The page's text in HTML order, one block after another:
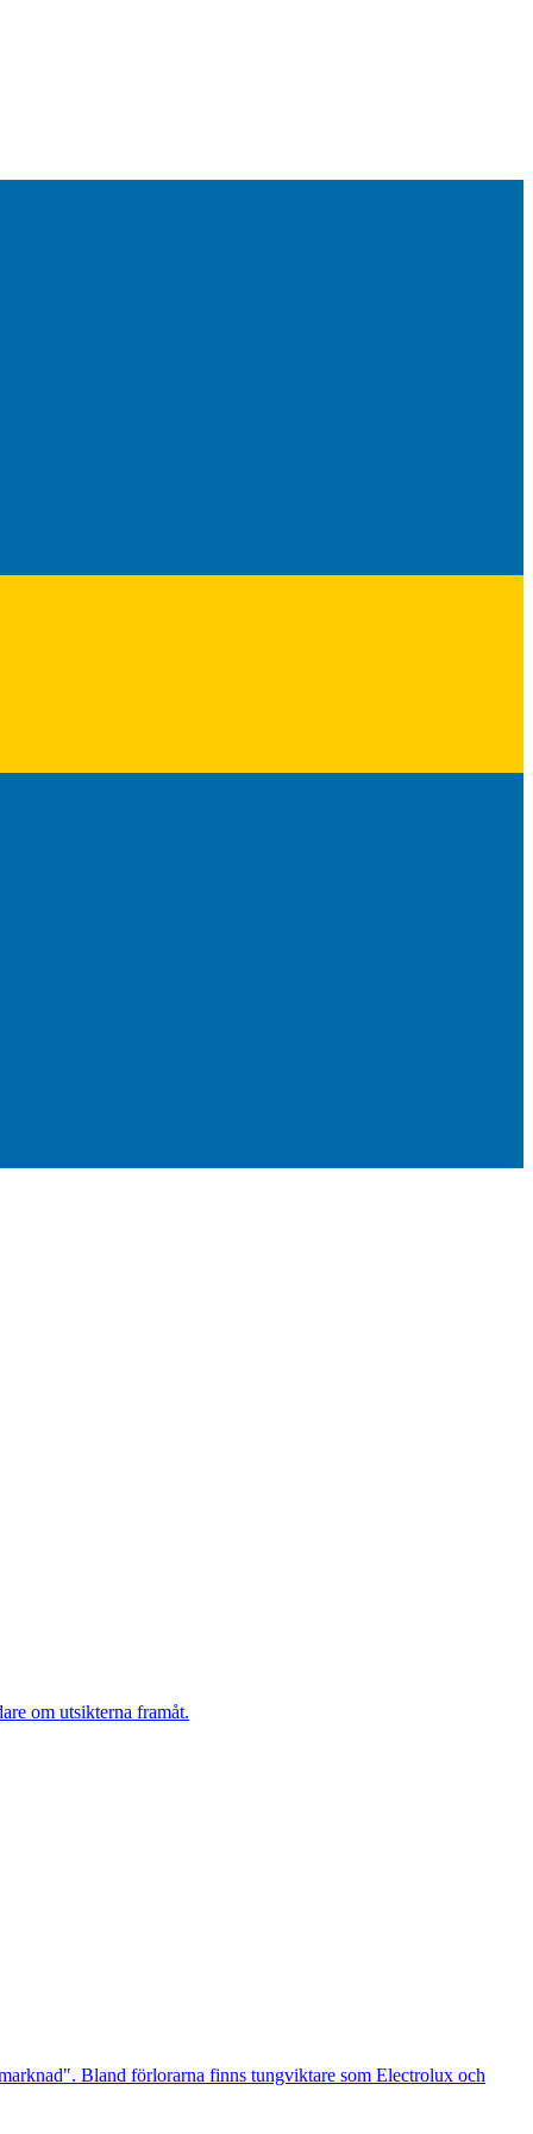
om utsikterna framåt.
Bland förlorarna finns tungviktare som Electrolux och